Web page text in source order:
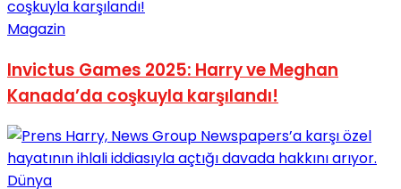
Magazin
Invictus Games 2025: Harry ve Meghan
Kanada’da coşkuyla karşılandı!
Dünya